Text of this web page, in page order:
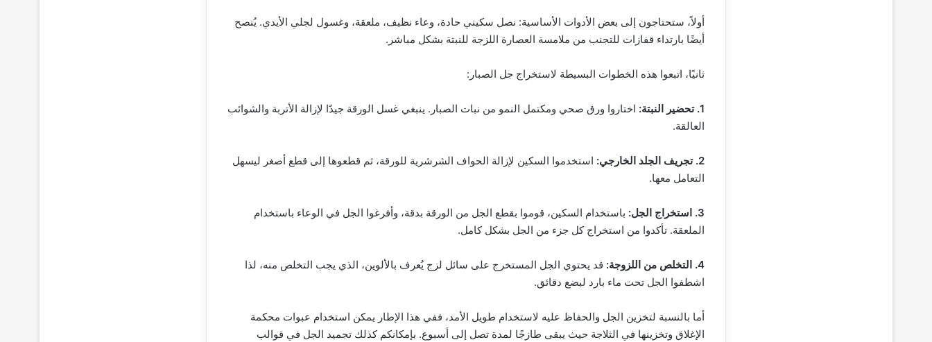
أولاً، ستحتاجون إلى بعض الأدوات الأساسية: نصل سكيني حادة، وعاء نظيف، ملعقة، وغسول لجلي الأيدي. يُنصح
أيضًا بارتداء قفازات للتجنب من ملامسة العصارة اللزجة للنبتة بشكل مباشر.
ثانيًا، اتبعوا هذه الخطوات البسيطة لاستخراج جل الصبار:
1. تحضير النبتة:
اختاروا ورق صحي ومكتمل النمو من نبات الصبار. ينبغي غسل الورقة جيدًا لإزالة الأتربة والشوائب
العالقة.
2. تجريف الجلد الخارجي:
استخدموا السكين لإزالة الحواف الشرشرية للورقة، ثم قطعوها إلى قطع أصغر ليسهل
التعامل معها.
3. استخراج الجل:
باستخدام السكين، قوموا بقطع الجل من الورقة بدقة، وأفرغوا الجل في الوعاء باستخدام
الملعقة. تأكدوا من استخراج كل جزء من الجل بشكل كامل.
4. التخلص من اللزوجة:
قد يحتوي الجل المستخرج على سائل لزج يُعرف بالألوين، الذي يجب التخلص منه، لذا
اشطفوا الجل تحت ماء بارد لبضع دقائق.
أما بالنسبة لتخزين الجل والحفاظ عليه لاستخدام طويل الأمد، ففي هذا الإطار يمكن استخدام عبوات محكمة
الإغلاق وتخزينها في الثلاجة حيث يبقى طازجًا لمدة تصل إلى أسبوع. بإمكانكم كذلك تجميد الجل في قوالب